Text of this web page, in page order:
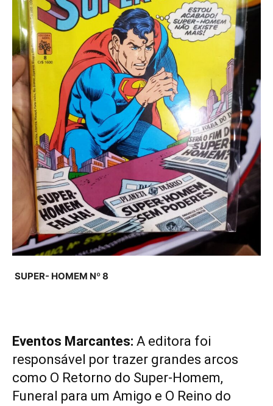
SUPER- HOMEM Nº 8
Eventos Marcantes: A editora foi
responsável por trazer grandes arcos
como O Retorno do Super-Homem,
Funeral para um Amigo e O Reino do